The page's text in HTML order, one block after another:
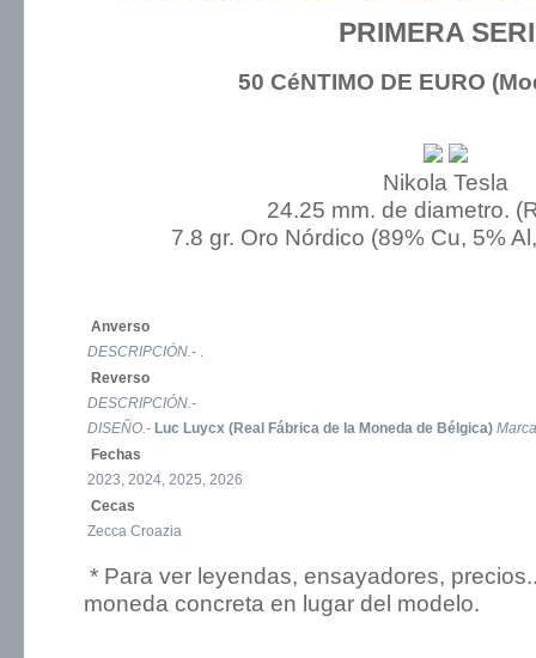
PRIMERA
50 CéNTIMO DE EURO
Nikola Tesla
24.25 mm. de diametro.
7.8 gr. Oro Nórdico (89% Cu, 5%
Anverso
DESCRIPCIÓN.- .
Reverso
DESCRIPCIÓN.-
DISEÑO.- Luc Luycx (Real Fábrica de la Moneda de Bélgica)
Fechas
2023, 2024, 2025, 2026
Cecas
Zecca Croazia
* Para ver leyendas, ensayadores,
moneda concreta en lugar del modelo.